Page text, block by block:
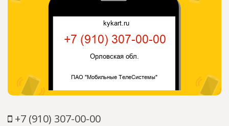
+7 (910) 307-00-00